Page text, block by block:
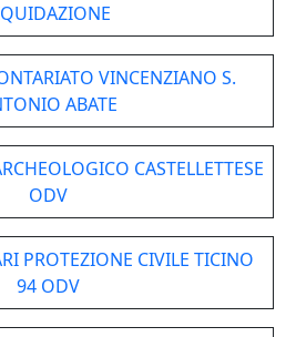
VINCENZIANO S.
ABATE
CASTELLETTESE
ODV
PROTEZIONE CIVILE TICINO
94 ODV